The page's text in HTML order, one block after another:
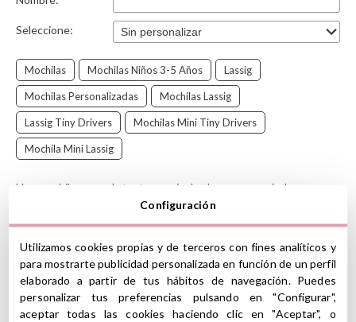
Seleccione:
Mochilas Mochilas Niños 3-5 Años Lassig
Mochilas Personalizadas Mochilas Lassig
Lassig Tiny Drivers Mochilas Mini Tiny Drivers
Mochila Mini Lassig
Una mochila pensada tanto para ir al cole como para ir de
atractivos, funcionales y divertidos.
Su filosofía se basa en combinar creatividad y estilo de vida con
sostenibilidad y responsabilidad , por eso utilizan materiales
reciclados, orgánicos y no tóxicos en sus complementos de
puericultura.
Configuración
Utilizamos cookies propias y de terceros con fines analíticos y
para mostrarte publicidad personalizada en función de un perfil
elaborado a partir de tus hábitos de navegación. Puedes
personalizar tus preferencias pulsando en "Configurar",
aceptar todas las cookies haciendo clic en "Aceptar", o